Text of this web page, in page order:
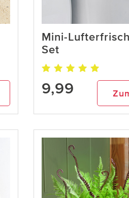
Mini-
Set
9,99